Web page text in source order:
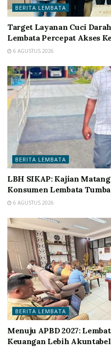
BERITA LEMBATA
Target Layanan Cuci
Lembata Percepat Akses
6 AGUSTUS 2026
BERITA LEMBATA
LBH SIKAP: Kajian
Konsumen Lembata
6 AGUSTUS 2026
BERITA LEMBATA
Menuju APBD 2027:
Keuangan Lebih Akuntabel